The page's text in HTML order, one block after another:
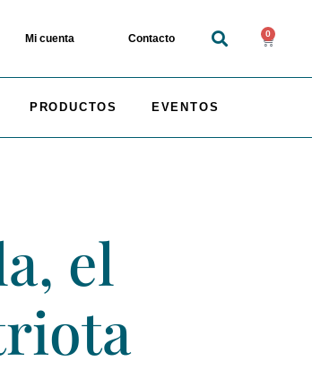
Mi cuenta Contacto 0
PRODUCTOS EVENTOS
el